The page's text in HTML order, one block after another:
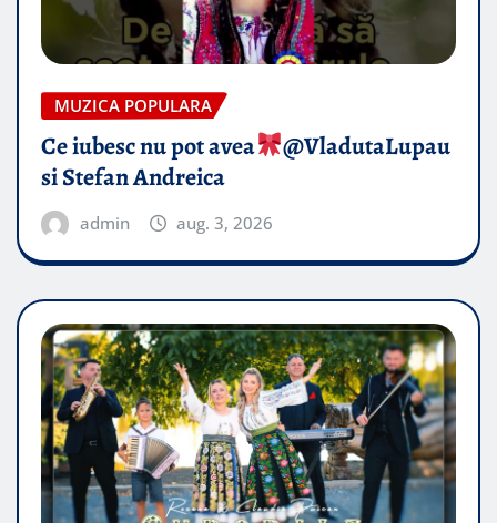
MUZICA POPULARA
Ce iubesc nu pot avea
​@VladutaLupau
si Stefan Andreica
admin aug. 3, 2026